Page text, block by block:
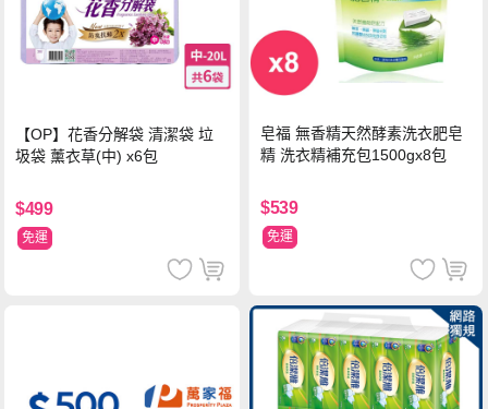
【OP】花香分解袋 清潔袋 垃
圾袋 薰衣草(中) x6包
$499
免運
皂福 無香精天然酵素洗衣肥皂
精 洗衣精補充包1500gx8包
$539
免運